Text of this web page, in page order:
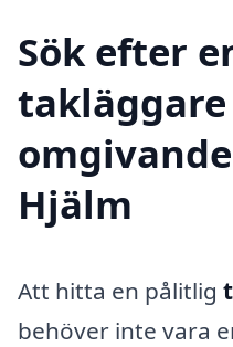
Sök efter
takläggare
Hjälm
Att hitta en pålitlig
behöver inte vara